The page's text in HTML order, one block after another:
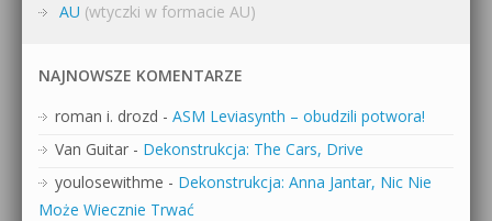
AU (wtyczki w formacie AU)
NAJNOWSZE KOMENTARZE
roman i. drozd - ASM Leviasynth – obudzili potwora!
Van Guitar - Dekonstrukcja: The Cars, Drive
youlosewithme - Dekonstrukcja: Anna Jantar, Nic Nie
Może Wiecznie Trwać